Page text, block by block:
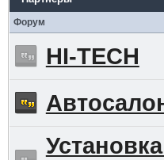
Форум
HI-TECH